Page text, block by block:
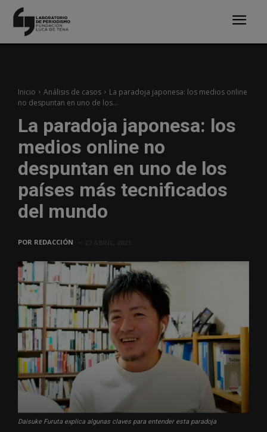
Inicio Análisis de casos
La paradoja japonesa: los medios online
no despuntan en uno de los...
La paradoja japonesa: los
medios online no
despuntan en uno de los
países más tecnificados
del mundo
POR REDACCIÓN
Daisuke Furuta explica algunas claves para entender esta paradoja